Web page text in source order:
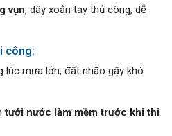
vụn, dây xoắn tay thủ công, dễ
công:
lúc mưa lớn, đất nhão gây khó
tưới nước làm mềm trước khi thi